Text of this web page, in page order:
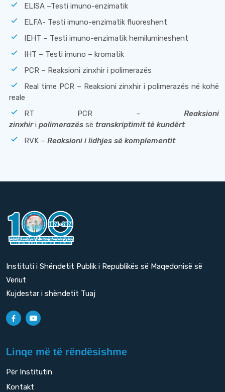
ELISA –Testi imuno-enzimatik
ELFA- Testi imuno-enzimatik fluoreshent
IEHT – Testi imuno-enzimatik hemilumineshent
IHТ – Testi imuno – kromatik
PCR – Reaksioni zinxhir i polimerazës
Real time PCR – Reaksioni zinxhir i polimerazës në kohë
reale
RT PCR – Reaksioni
zinxhiri polimerazës së transkriptimit të kundërt
RVK – Reaksioni i lidhjes së komplementit
Instituti i Shëndetit Publik i Republikës së Maqedonisë së
Veriut
Kujdestar i shëndetit Tuaj
Linqe më të rëndësishme
Për Institutin
Kontakt